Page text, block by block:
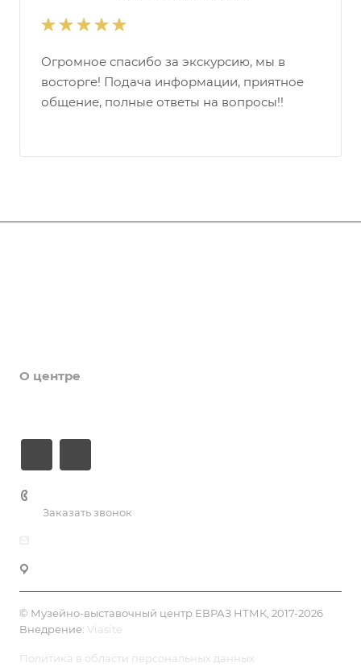
Огромное спасибо за экскурсию, мы в
восторге! Подача информации, приятное
общение, полные ответы на вопросы!!
О центре
Заказать звонок
© Музейно-выставочный центр ЕВРАЗ НТМК, 2017-2026
Внедрение: Viasite
Политика в области персональных данных